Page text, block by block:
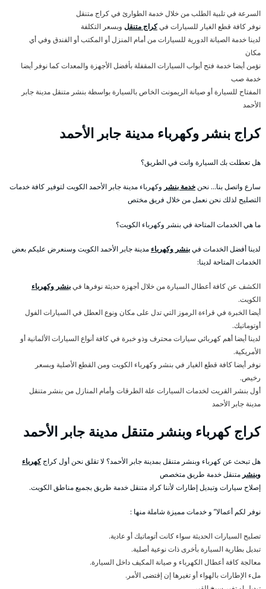
السرعة في تلبية الطلب من خلال خدمة الطوارئ في كراج متنقل
نوفر كافة قطع الغيار للسيارات فيكراج متنقل وبسعر التكلفة
لدينا خدمة الصيانة الدورية للسيارات من أمام المنزل أو المكتب أو الفندق وفي أي
مكان
نؤمن أيضا خدمة فتح أبواب السيارات المقفلة بأفضل الأجهزة والمعدات كما نوفر أيضا
خدمة صب
المفتاح للسيارة أو صيانة الريمونت الخاص بالسيارة بواسطة بنشر متنقل مدينة جابر
الأحمد
كراج بنشر وكهرباء مدينة جابر الأحمد
هل تعطلت بك السيارة وانت في الطريق؟
سارع واتصل بنا… نحنخدمة بنشر وكهرباء مدينة جابر الأحمد الكويت لتوفير كافة خدمات
التصليح لذلك نحن نعمل من خلال فريق مختص
ما هي الخدمات المتاحة في بنشر وكهرباء الكويت؟
لدينا أفضل الخدمات فيبنشر وكهرباء مدينة جابر الأحمد الكويت وسنعرض عليكم بعض
الخدمات المتاحة لدينا:
الكشف عن كافة أعطال السيارة من خلال أجهزة حديثة نوفرها فيبنشر وكهرباء
الكويت.
أيضا الخبرة في قراءة الرموز التي تدل على مكان ونوع العطل في السيارات الفول
أوتوماتيك.
لدينا أيضا أهم كهربائي سيارات محترف وذو خبرة في كافة أنواع السيارات الألمانية أو
الأمريكية.
نوفر أيضا كافة قطع الغيار في بنشر وكهرباء الكويت ومن القطع الأصلية وبسعر
رخيص.
أول بنشر القريت لخدمات السيارات علة الطرقات وأمام المنازل من بنشر متنقل
مدينة جابر الأحمد
كراج كهرباء وبنشر متنقل مدينة جابر الأحمد
هل تبحث عن كهرباء وبنشر متنقل بمدينة جابر الأحمد؟ لا تقلق نحن أول كراجكهرباء
وبنشر متنقل خدمة طريق متخصص
إصلاح سيارات وتبديل إطارات لأننا كراد متنقل خدمة طريق بجميع مناطق الكويت.
نوفر لكم أعمالا” و خدمات مميزة شاملة منها :
تصليح السيارات الحديثة سواء كانت أتوماتيك أو عادية.
تبديل بطارية السيارة بأخرى ذات نوعية أصلية.
معالجة كافة أعطال الكهرباء و صيانة المكيف داخل السيارة.
ملء الإطارات بالهواء أو تغيرها إن إقتضى الأمر.